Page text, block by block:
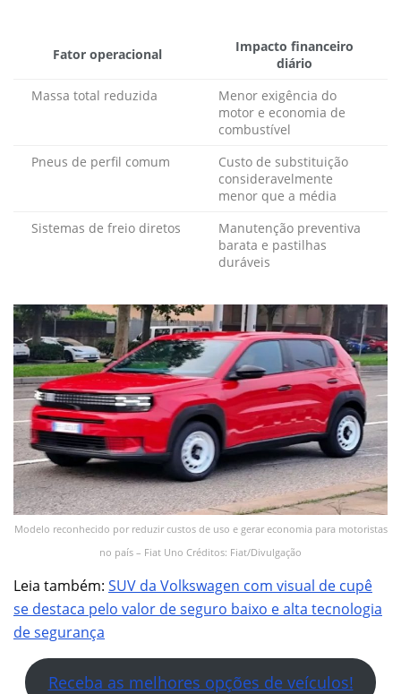
Fator operacional
Impacto financeiro
diário
Massa total reduzida
Menor exigência do
motor e economia de
combustível
Pneus de perfil comum
Custo de substituição
consideravelmente
menor que a média
Sistemas de freio diretos
Manutenção preventiva
barata e pastilhas
duráveis
Modelo reconhecido por reduzir custos de uso e gerar economia para motoristas
no país – Fiat Uno Créditos: Fiat/Divulgação
Leia também: SUV da Volkswagen com visual de cupê
se destaca pelo valor de seguro baixo e alta tecnologia
de segurança
Receba as melhores opções de veículos!